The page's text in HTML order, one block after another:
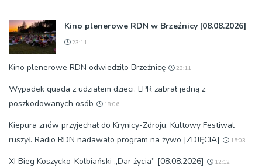
Kino plenerowe RDN w Brzeźnicy [08.08.2026]
23:11
Kino plenerowe RDN odwiedziło Brzeźnicę 23:11
Wypadek quada z udziałem dzieci. LPR zabrał jedną z
poszkodowanych osób
18:06
Kiepura znów przyjechał do Krynicy-Zdroju. Kultowy Festiwal
ruszył. Radio RDN nadawało program na żywo [ZDJĘCIA]
15:03
XI Bieg Koszycko-Kolbiański „Dar życia” [08.08.2026] 12:12